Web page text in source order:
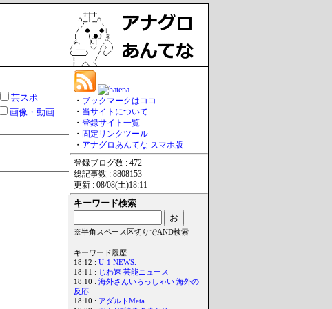
芸スポ
画像・動画
・ ブックマークはココ
・ 当サイトについて
・ 登録サイト一覧
・ 固定リンクツール
・ アナグロあんてな スマホ版
登録ブログ数 : 472
総記事数 : 8808153
更新 : 08/08(土)18:11
キーワード検索
※半角スペース区切りでAND検索
キーワード履歴
18:12 : U-1 NEWS.
18:11 : じわ速 芸能ニュース
18:10 : 海外さんいらっしゃい 海外の
反応
18:10 : アダルトMeta